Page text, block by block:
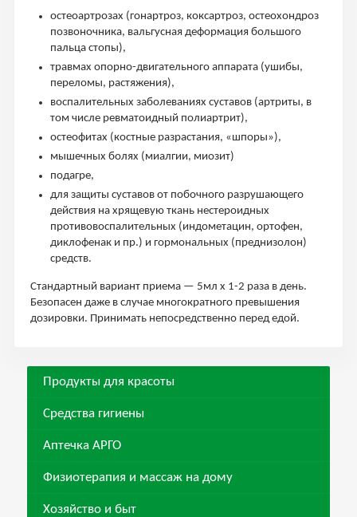
остеоартрозах (гонартроз, коксартроз, остеохондроз
позвоночника, вальгусная деформация большого
пальца стопы),
травмах опорно-двигательного аппарата (ушибы,
переломы, растяжения),
воспалительных заболеваниях суставов (артриты, в
том числе ревматоидный полиартрит),
остеофитах (костные разрастания, «шпоры»),
мышечных болях (миалгии, миозит)
подагре,
для защиты суставов от побочного разрушающего
действия на хрящевую ткань нестероидных
противовоспалительных (индометацин, ортофен,
диклофенак и пр.) и гормональных (преднизолон)
средств.
Стандартный вариант приема — 5мл х 1-2 раза в день.
Безопасен даже в случае многократного превышения
дозировки. Принимать непосредственно перед едой.
Продукты для красоты
Средства гигиены
Аптечка АРГО
Физиотерапия и массаж на дому
Хозяйство и быт